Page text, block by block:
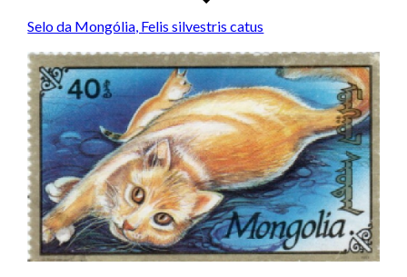
Selo da Mongólia, Felis silvestris catus